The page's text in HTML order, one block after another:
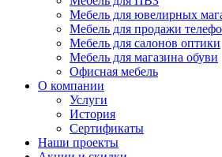
Мебель для ювелирных
Мебель для продажи
Мебель для салонов оптики
Мебель для магазина обуви
Офисная мебель
О компании
Услуги
История
Сертификаты
Наши проекты